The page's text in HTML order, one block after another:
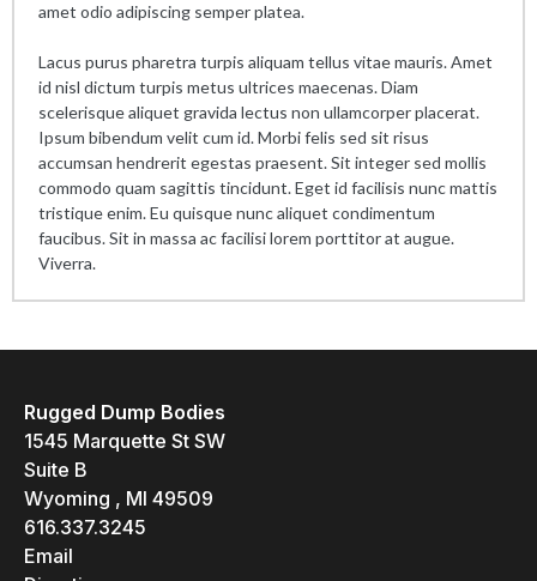
amet odio adipiscing semper platea.
Lacus purus pharetra turpis aliquam tellus vitae mauris. Amet
id nisl dictum turpis metus ultrices maecenas. Diam
scelerisque aliquet gravida lectus non ullamcorper placerat.
Ipsum bibendum velit cum id. Morbi felis sed sit risus
accumsan hendrerit egestas praesent. Sit integer sed mollis
commodo quam sagittis tincidunt. Eget id facilisis nunc mattis
tristique enim. Eu quisque nunc aliquet condimentum
faucibus. Sit in massa ac facilisi lorem porttitor at augue.
Viverra.
Rugged Dump Bodies
1545 Marquette St SW
Suite B
Wyoming , MI 49509
616.337.3245
Email